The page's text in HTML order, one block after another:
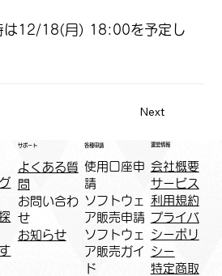
は12/18(月) 18:00を予定し
Next
サポート
よくある質
問
お問い合わ
せ
お知らせ
各種申請
​使用口座申
請
ソフトウェ
ア販売申請
ソフトウェ
ア販売ガイ
ド
運営情報
会社概要
サービス
利用規約
プライバ
シーポリ
シー
特定商取